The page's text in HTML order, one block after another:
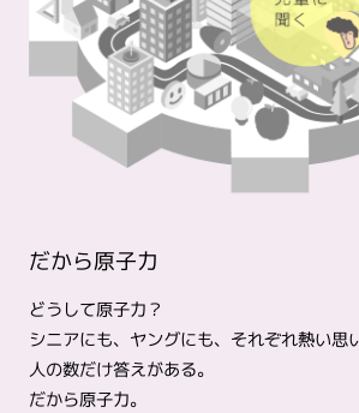
だから原子力
どうして原子力？
シニアにも、ヤングにも、それぞれ熱い思
人の数だけ答えがある。
だから原子力。